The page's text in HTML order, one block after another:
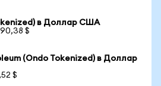
в Доллар США
$
(Ondo Tokenized) в Доллар
$